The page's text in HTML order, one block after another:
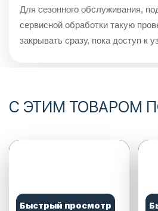
Для сезонного обслуживания,
сервисной обработки такую
закрывать сразу, пока доступ к
С ЭТИМ ТОВАРОМ
Быстрый просмотр